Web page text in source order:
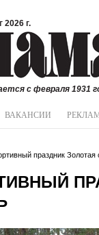
2026 г.
с февраля 1931
ВАКАНСИИ
праздник Золотая